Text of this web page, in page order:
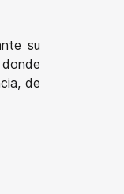
su
de